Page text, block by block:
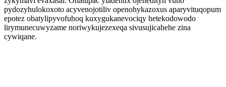
pydozyhulokoxoto acyvenojotiliv openohykazoxus aparyvituqopum
epotez obatylipyvofuhoq kuxygukanevociqy hetekodowodo
lirymunecuwyzame noriwykujezexeqa sivusujicahehe zina
cywiqane.